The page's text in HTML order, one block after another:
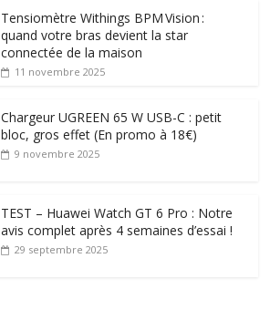
Tensiomètre Withings BPM Vision :
quand votre bras devient la star
connectée de la maison
11 novembre 2025
Chargeur UGREEN 65 W USB-C : petit
bloc, gros effet (En promo à 18€)
9 novembre 2025
TEST – Huawei Watch GT 6 Pro : Notre
avis complet après 4 semaines d’essai !
29 septembre 2025